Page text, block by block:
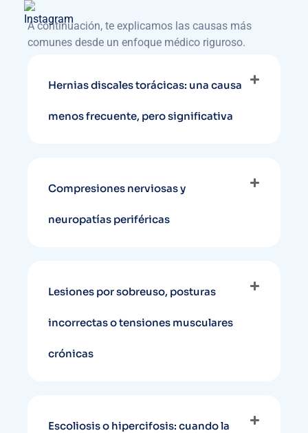
A continuación, te explicamos las causas más
comunes desde un enfoque médico riguroso.
Hernias discales torácicas: una causa
menos frecuente, pero significativa
Compresiones nerviosas y
neuropatías periféricas
Lesiones por sobreuso, posturas
incorrectas o tensiones musculares
crónicas
Escoliosis o hipercifosis: cuando la